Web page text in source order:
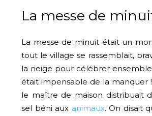
La messe de
La messe de minuit était un
tout le village se rassemblait,
la neige pour célébrer
était impensable de la manquer
le maître de maison distribuait
sel béni aux animaux. On disait